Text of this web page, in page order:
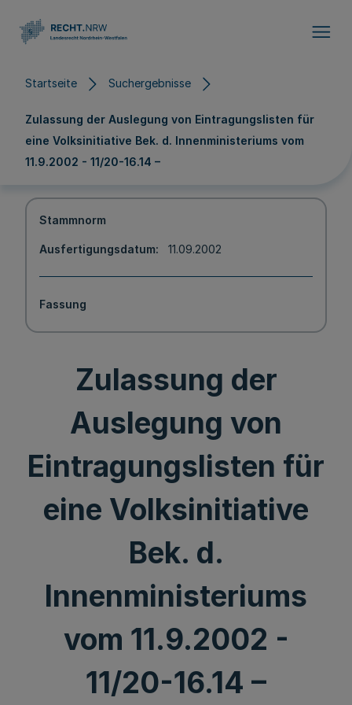
Startseite Suchergebnisse
Zulassung der Auslegung von Eintragungslisten für
eine Volksinitiative Bek. d. Innenministeriums vom
11.9.2002 - 11/20-16.14 –
Stammnorm
Ausfertigungsdatum 11.09.2002
Fassung
Zulassung der
Auslegung von
Eintragungslisten für
eine Volksinitiative
Bek. d.
Innenministeriums
vom 11.9.2002 -
11/20-16.14 –